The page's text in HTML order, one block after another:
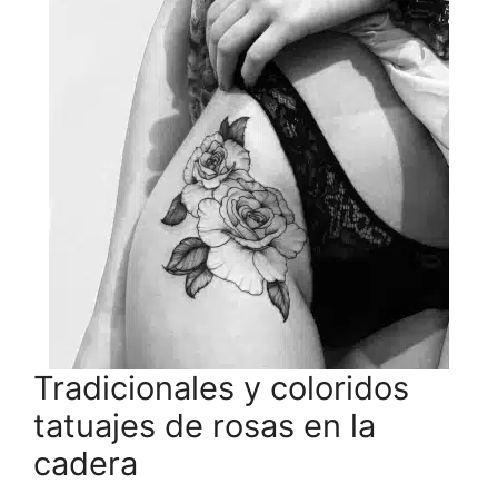
Tradicionales y coloridos
tatuajes de rosas en la
cadera